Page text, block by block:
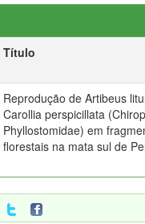
Título
Reprodução de Artibeus
Carollia perspicillata
Phyllostomidae) em
florestais na mata sul de